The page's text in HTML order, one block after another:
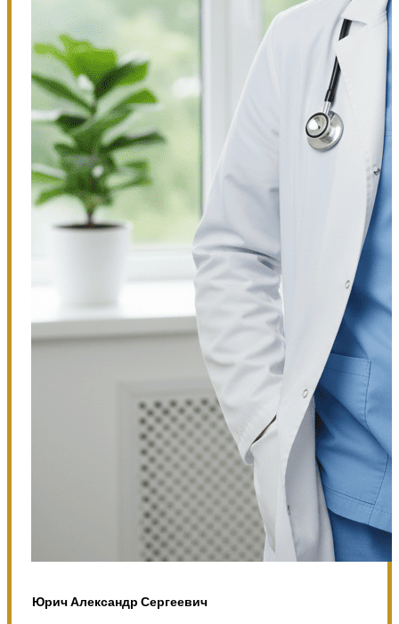
Юрич Александр Сергеевич